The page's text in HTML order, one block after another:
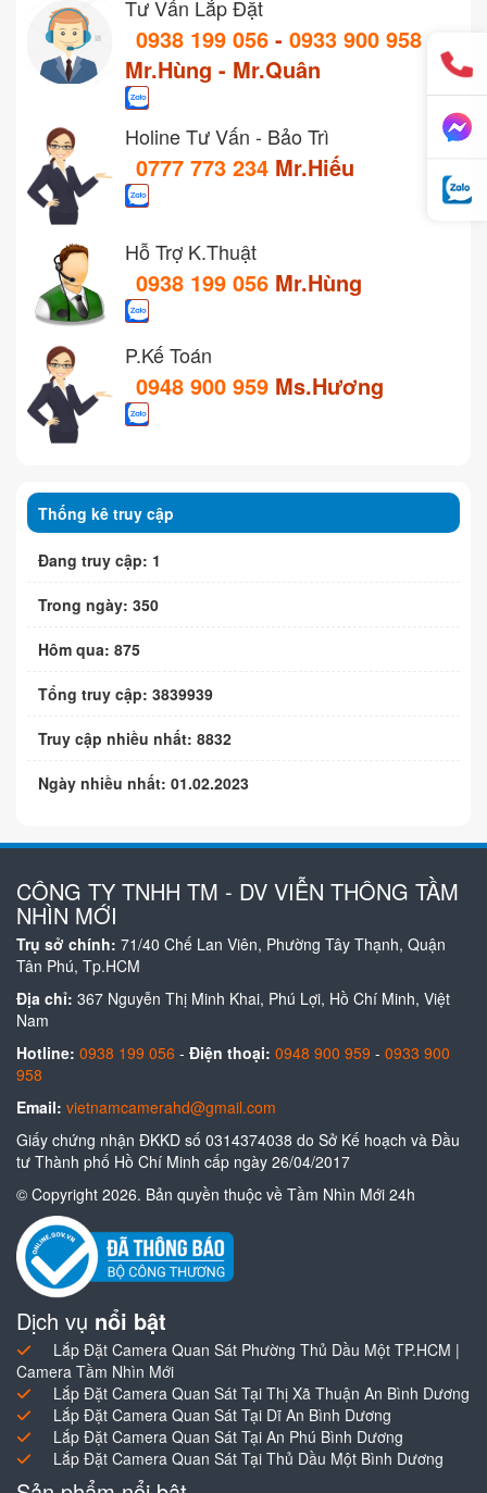
Tư Vấn Lắp Đặt
0938 199 056 - 0933 900 958
Mr.Hùng - Mr.Quân
Holine Tư Vấn - Bảo Trì
0777 773 234 Mr.Hiếu
Hỗ Trợ K.Thuật
0938 199 056 Mr.Hùng
P.Kế Toán
0948 900 959 Ms.Hương
Thống kê truy cập
Đang truy cập: 1
Trong ngày: 350
Hôm qua: 875
Tổng truy cập: 3839939
Truy cập nhiều nhất: 8832
Ngày nhiều nhất: 01.02.2023
CÔNG TY TNHH TM - DV VIỄN THÔNG TẦM
NHÌN MỚI
Trụ sở chính: 71/40 Chế Lan Viên, Phường Tây Thạnh, Quận
Tân Phú, Tp.HCM
Địa chỉ: 367 Nguyễn Thị Minh Khai, Phú Lợi, Hồ Chí Minh, Việt
Nam
Hotline: 0938 199 056 - Điện thoại: 0948 900 959 - 0933 900
958
Email: vietnamcamerahd@gmail.com
Giấy chứng nhận ĐKKD số 0314374038 do Sở Kế hoạch và Đầu
tư Thành phố Hồ Chí Minh cấp ngày 26/04/2017
© Copyright 2026. Bản quyền thuộc về Tầm Nhìn Mới 24h
Dịch vụ nổi bật
Lắp Đặt Camera Quan Sát Phường Thủ Dầu Một TP.HCM |
Camera Tầm Nhìn Mới
Lắp Đặt Camera Quan Sát Tại Thị Xã Thuận An Bình Dương
Lắp Đặt Camera Quan Sát Tại Dĩ An Bình Dương
Lắp Đặt Camera Quan Sát Tại An Phú Bình Dương
Lắp Đặt Camera Quan Sát Tại Thủ Dầu Một Bình Dương